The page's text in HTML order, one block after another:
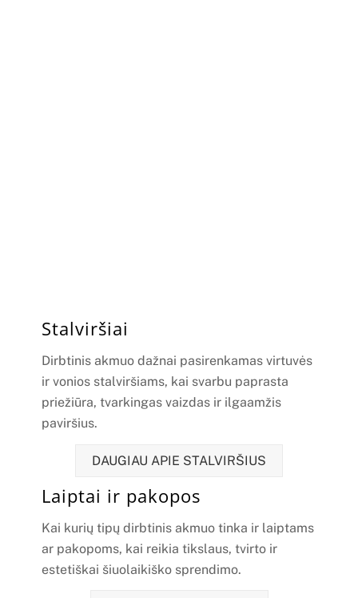
Stalviršiai
Dirbtinis akmuo dažnai pasirenkamas virtuvės
ir vonios stalviršiams, kai svarbu paprasta
priežiūra, tvarkingas vaizdas ir ilgaamžis
paviršius.
DAUGIAU APIE STALVIRŠIUS
Laiptai ir pakopos
Kai kurių tipų dirbtinis akmuo tinka ir laiptams
ar pakopoms, kai reikia tikslaus, tvirto ir
estetiškai šiuolaikiško sprendimo.